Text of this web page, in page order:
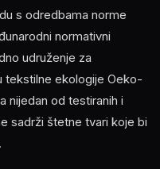
s odredbama norme
normativni
udruženje za
tekstilne ekologije Oeko-
nijedan od testiranih i
sadrži štetne tvari koje bi